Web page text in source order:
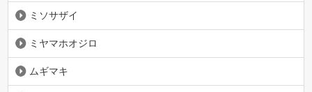
ミソサザイ
ミヤマホオジロ
ムギマキ